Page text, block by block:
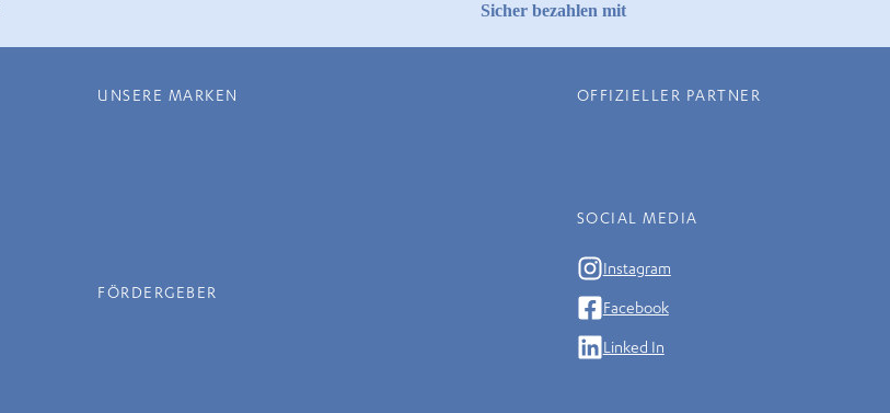
Sicher bezahlen mit
UNSERE MARKEN
FÖRDERGEBER
OFFIZIELLER PARTNER
SOCIAL MEDIA
Instagram
Facebook
Linked In